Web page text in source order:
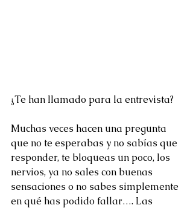
¿Te han llamado para la entrevista?
Muchas veces hacen una pregunta
que no te esperabas y no sabías que
responder, te bloqueas un poco, los
nervios, ya no sales con buenas
sensaciones o no sabes simplemente
en qué has podido fallar…. Las